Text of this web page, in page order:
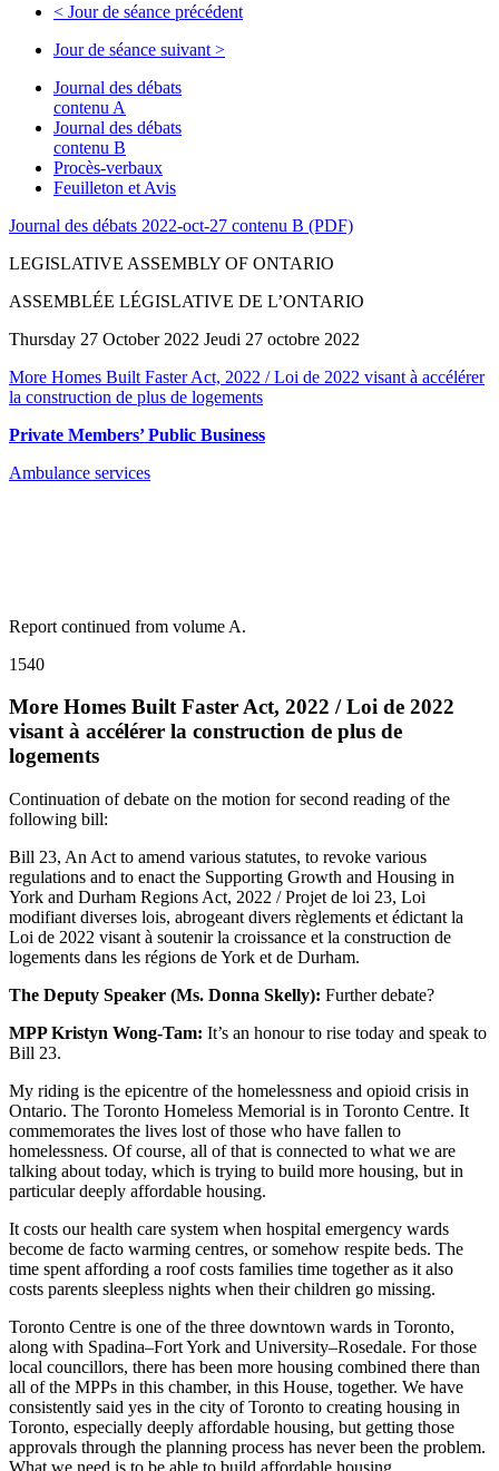
< Jour de séance précédent
Jour de séance suivant >
Journal des débats
contenu A
Journal des débats
contenu B
Procès-verbaux
Feuilleton et Avis
Journal des débats 2022-oct-27 contenu B (PDF)
LEGISLATIVE ASSEMBLY OF ONTARIO
ASSEMBLÉE LÉGISLATIVE DE L’ONTARIO
Thursday 27 October 2022 Jeudi 27 octobre 2022
More Homes Built Faster Act, 2022 / Loi de 2022 visant à accélérer
la construction de plus de logements
Private Members’ Public Business
Ambulance services
Report continued from volume A.
1540
More Homes Built Faster Act, 2022 / Loi de 2022
visant à accélérer la construction de plus de
logements
Continuation of debate on the motion for second reading of the
following bill:
Bill 23, An Act to amend various statutes, to revoke various
regulations and to enact the Supporting Growth and Housing in
York and Durham Regions Act, 2022 / Projet de loi 23, Loi
modifiant diverses lois, abrogeant divers règlements et édictant la
Loi de 2022 visant à soutenir la croissance et la construction de
logements dans les régions de York et de Durham.
The Deputy Speaker (Ms. Donna Skelly): Further debate?
MPP Kristyn Wong-Tam: It’s an honour to rise today and speak to
Bill 23.
My riding is the epicentre of the homelessness and opioid crisis in
Ontario. The Toronto Homeless Memorial is in Toronto Centre. It
commemorates the lives lost of those who have fallen to
homelessness. Of course, all of that is connected to what we are
talking about today, which is trying to build more housing, but in
particular deeply affordable housing.
It costs our health care system when hospital emergency wards
become de facto warming centres, or somehow respite beds. The
time spent affording a roof costs families time together as it also
costs parents sleepless nights when their children go missing.
Toronto Centre is one of the three downtown wards in Toronto,
along with Spadina–Fort York and University–Rosedale. For those
local councillors, there has been more housing combined there than
all of the MPPs in this chamber, in this House, together. We have
consistently said yes in the city of Toronto to creating housing in
Toronto, especially deeply affordable housing, but getting those
approvals through the planning process has never been the problem.
What we need is to be able to build affordable housing.